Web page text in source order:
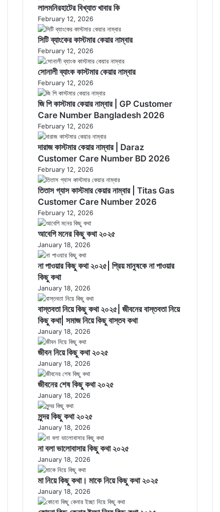
লালমনিরহাটের বিখ্যাত খাবার কি
February 12, 2026
সিটি ব্যাংকের কাস্টমার কেয়ার নাম্বার
February 12, 2026
সোনালী ব্যাংক কাস্টমার কেয়ার নাম্বার
February 12, 2026
জি পি কাস্টমার কেয়ার নাম্বার | GP Customer
Care Number Bangladesh 2026
February 12, 2026
দারাজ কাস্টমার কেয়ার নাম্বার | Daraz
Customer Care Number BD 2026
February 12, 2026
তিতাস গ্যাস কাস্টমার কেয়ার নাম্বার | Titas Gas
Customer Care Number 2026
February 12, 2026
আবেগি মনের কিছু কথা ২০২৫
January 18, 2026
না পাওয়ার কিছু কথা ২০২৫| প্রিয় মানুষকে না পাওয়ার
কিছু কথা
January 18, 2026
বাস্তবতা নিয়ে কিছু কথা ২০২৫| জীবনের বাস্তবতা নিয়ে
কিছু কথা| সমাজ নিয়ে কিছু বাস্তব কথা
January 18, 2026
জীবন নিয়ে কিছু কথা ২০২৫
January 18, 2026
জীবনের শেষ কিছু কথা ২০২৫
January 18, 2026
সুন্দর কিছু কথা ২০২৫
January 18, 2026
না বলা ভালোবাসার কিছু কথা ২০২৫
January 18, 2026
মা নিয়ে কিছু কথা। মাকে নিয়ে কিছু কথা ২০২৫
January 18, 2026